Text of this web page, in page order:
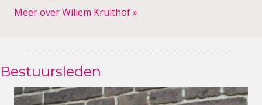
Meer over Willem Kruithof »
Bestuursleden